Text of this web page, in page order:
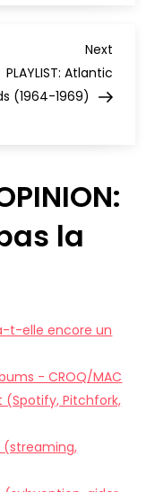
Next
Post
Next
PLAYLIST: Atlantic
(1964-1969)
la
t-elle encore un
- CROQ/MAC
(Spotify, Pitchfork,
(streaming,